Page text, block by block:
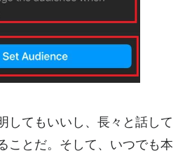
してもいいし、長々と話して
ことだ。そして、いつでも本